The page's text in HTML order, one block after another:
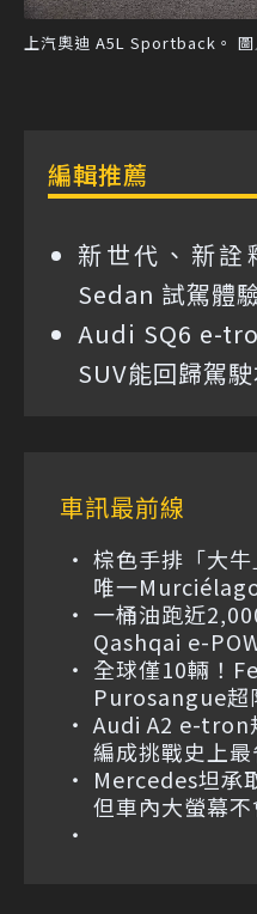
上汽奧迪 A5L Sportback。 圖
編輯推薦
新世代、新詮
Sedan 試駕體
Audi SQ6 e-
SUV能回歸駕
車訊最前線
棕色手排「大
唯一
一桶油跑近
Qashqai e-
全球僅10輛！
Purosangue超
Audi A2 e-tron
編成挑戰史上最
Mercedes坦承
但車內大螢幕